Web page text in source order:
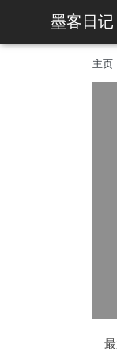
墨客日记
主页